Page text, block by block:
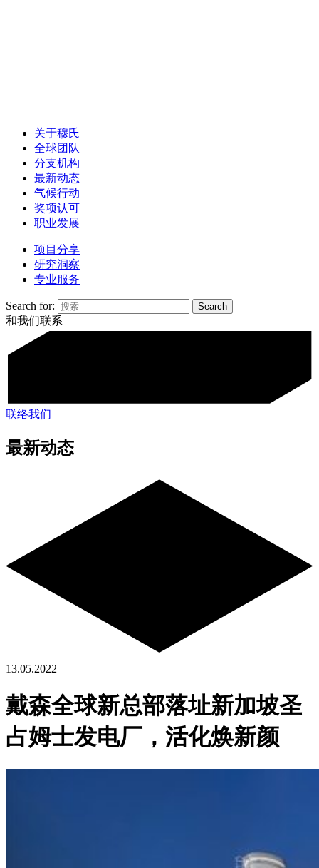
关于穆氏
全球团队
分支机构
最新动态
气候行动
奖项认可
职业发展
项目分享
研究洞察
专业服务
Search for:
和我们联系
联络我们
最新动态
13.05.2022
戴森全球新总部落址新加坡圣
占姆士发电厂，活化焕新颜